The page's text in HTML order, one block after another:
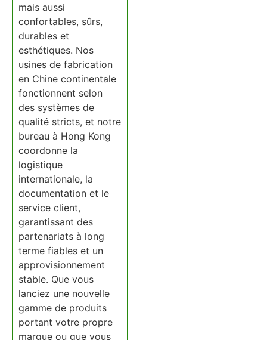
mais aussi
confortables, sûrs,
durables et
esthétiques. Nos
usines de fabrication
en Chine continentale
fonctionnent selon
des systèmes de
qualité stricts, et notre
bureau à Hong Kong
coordonne la
logistique
internationale, la
documentation et le
service client,
garantissant des
partenariats à long
terme fiables et un
approvisionnement
stable. Que vous
lanciez une nouvelle
gamme de produits
portant votre propre
marque ou que vous